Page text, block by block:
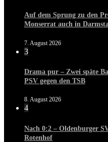
Auf dem Sprung zu den
Monserrat auch in
7. August 2026
3
Drama pur – Zwei späte
PSV gegen den TSB
8. August 2026
4
Nach 0:2 – Oldenburger
Rotenhof